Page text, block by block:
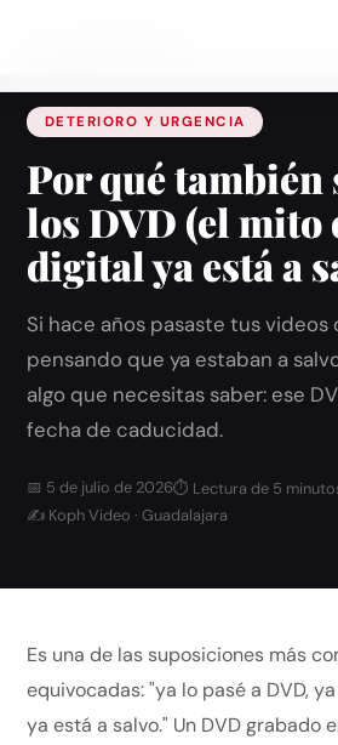
DETERIORO Y URGENCIA
Por qué también
los DVD (el mito
digital ya está a
Si hace años pasaste tus videos
pensando que ya estaban a
algo que necesitas saber: ese
fecha de caducidad.
📅 5 de julio de 2026⏱ Lectura de 5
✍ Koph Video · Guadalajara
Es una de las suposiciones más
equivocadas: "ya lo pasé a DVD,
ya está a salvo." Un DVD grabado